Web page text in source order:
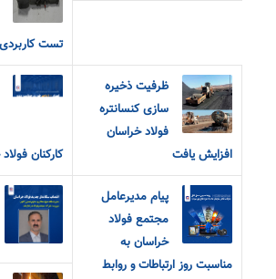
تست کاربردی
ظرفیت ذخیره
سازی کنسانتره
فولاد خراسان
افزایش یافت
کارکنان
پیام مدیرعامل
مجتمع فولاد
خراسان به
مناسبت روز ارتباطات و روابط